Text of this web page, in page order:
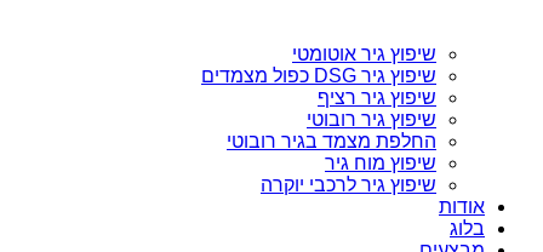
שיפוץ גיר אוטומטי
שיפוץ גיר DSG כפול מצמדים
שיפוץ גיר רציף
שיפוץ גיר רובוטי
החלפת מצמד בגיר רובוטי
שיפוץ מוח גיר
שיפוץ גיר לרכבי יוקרה
אודות
בלוג